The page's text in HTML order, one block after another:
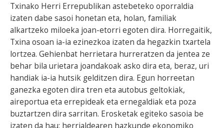
Txinako Herri Errepublikan astebeteko oporraldia
izaten dabe sasoi honetan eta, holan, familiak
alkartzeko miloeka joan-etorri egoten dira. Horregaitik,
Txina osoan ia-ia ezinezkoa izaten da hegazkin txartela
lortzea. Gehienbat herrietara hurreratzen da jentea ze
behar bila urietara joandakoak asko dira eta, beraz, uri
handiak ia-ia hutsik gelditzen dira. Egun horreetan
ganezka egoten dira tren eta autobus geltokiak,
aireportua eta errepideak eta ernegaldiak eta poza
buztartzen dira sarritan. Erosketak egiteko sasoia be
izaten da hau; herrialdearen hazkunde ekonomiko